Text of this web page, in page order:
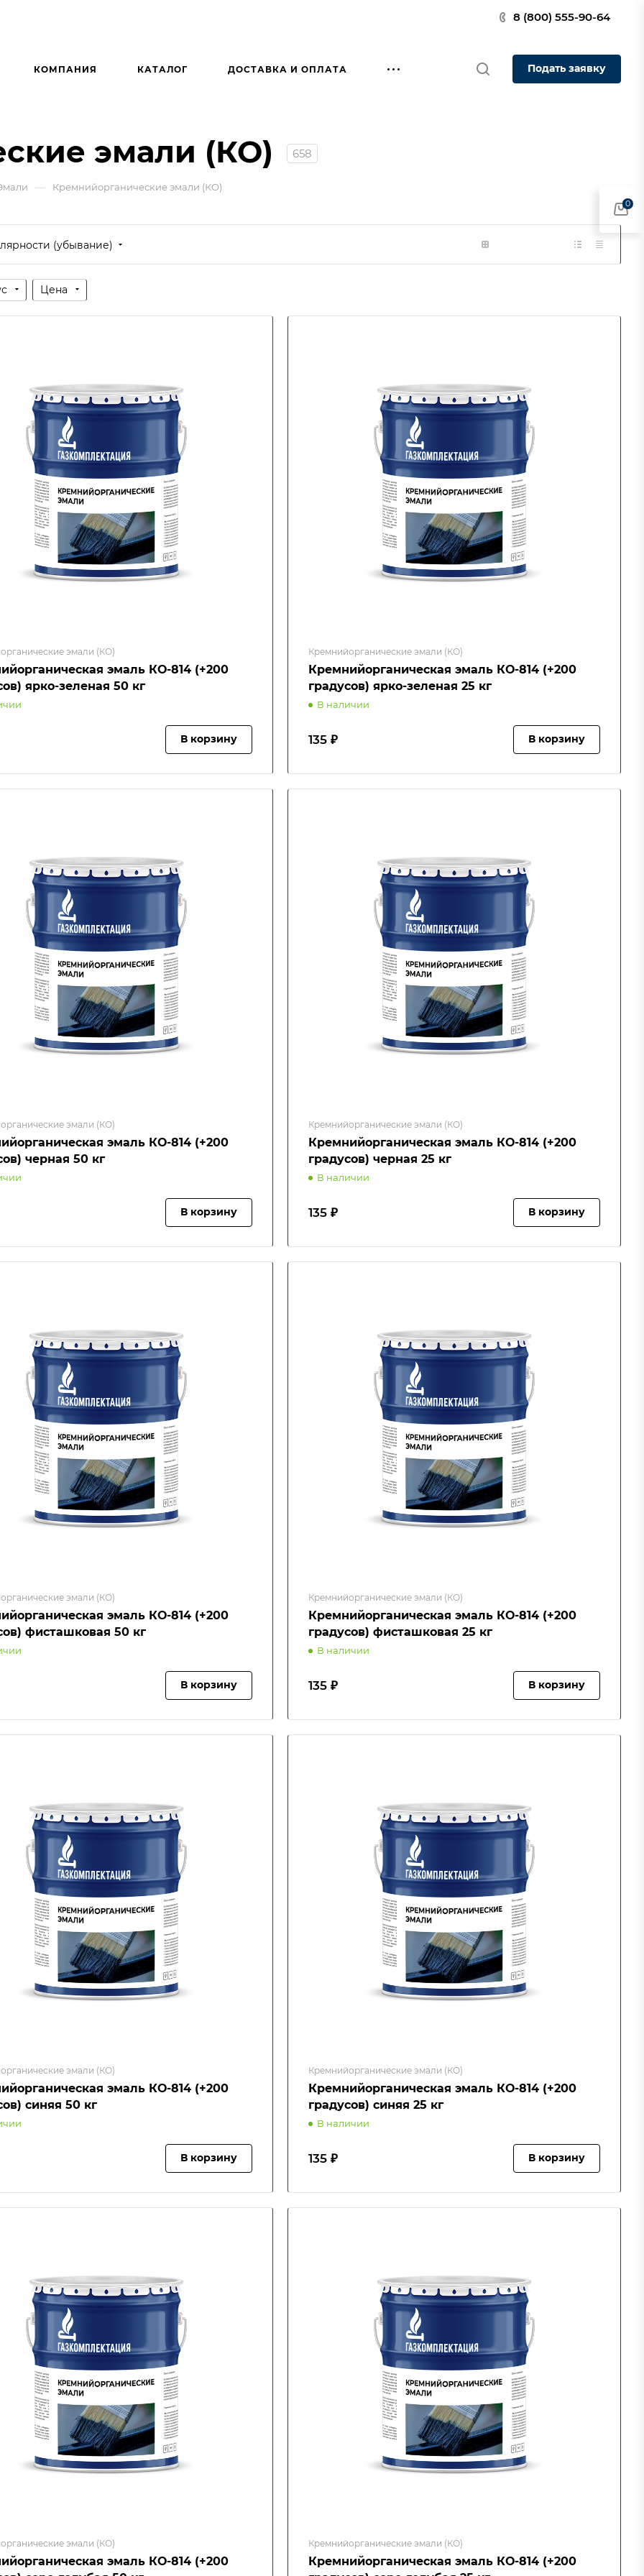
8 (800) 555-90-64
КОМПАНИЯ КАТАЛОГ ДОСТАВКА И ОПЛАТА Подать заявку
эмали (КО) 658
— Кремнийорганические эмали (КО)
(убывание)
Цена
эмали (КО)
эмаль КО-814 (+200
ярко-зеленая 50 кг
В корзину
Кремнийорганические эмали (КО)
Кремнийорганическая эмаль КО-814 (+200
градусов) ярко-зеленая 25 кг
В наличии
135 ₽ В корзину
эмали (КО)
эмаль КО-814 (+200
черная 50 кг
В корзину
Кремнийорганические эмали (КО)
Кремнийорганическая эмаль КО-814 (+200
градусов) черная 25 кг
В наличии
135 ₽ В корзину
эмали (КО)
эмаль КО-814 (+200
фисташковая 50 кг
В корзину
Кремнийорганические эмали (КО)
Кремнийорганическая эмаль КО-814 (+200
градусов) фисташковая 25 кг
В наличии
135 ₽ В корзину
эмали (КО)
эмаль КО-814 (+200
синяя 50 кг
В корзину
Кремнийорганические эмали (КО)
Кремнийорганическая эмаль КО-814 (+200
градусов) синяя 25 кг
В наличии
135 ₽ В корзину
эмали (КО)
эмаль КО-814 (+200
Кремнийорганические эмали (КО)
Кремнийорганическая эмаль КО-814 (+200
0